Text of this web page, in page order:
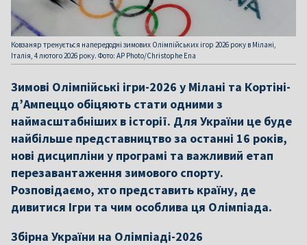
Ковзаняр тренується напередодні зимових Олімпійських ігор 2026 року в Мілані,
Італія, 4 лютого 2026 року. Фото: AP Photo/Christophe Ena
Зимові Олімпійські ігри-2026 у Мілані та Кортіні-
д’Ампеццо обіцяють стати одними з
наймасштабніших в історії. Для України це буде
найбільше представництво за останні 16 років,
нові дисципліни у програмі та важливий етап
перезавантаження зимового спорту.
Розповідаємо, хто представить країну, де
дивитися Ігри та чим особлива ця Олімпіада.
Збірна України на Олімпіаді-2026